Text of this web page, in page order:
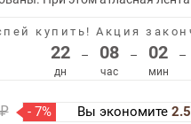
купить! Акция
22
дн
– 08
час
– 02
мин
–
- 7% Вы экономите